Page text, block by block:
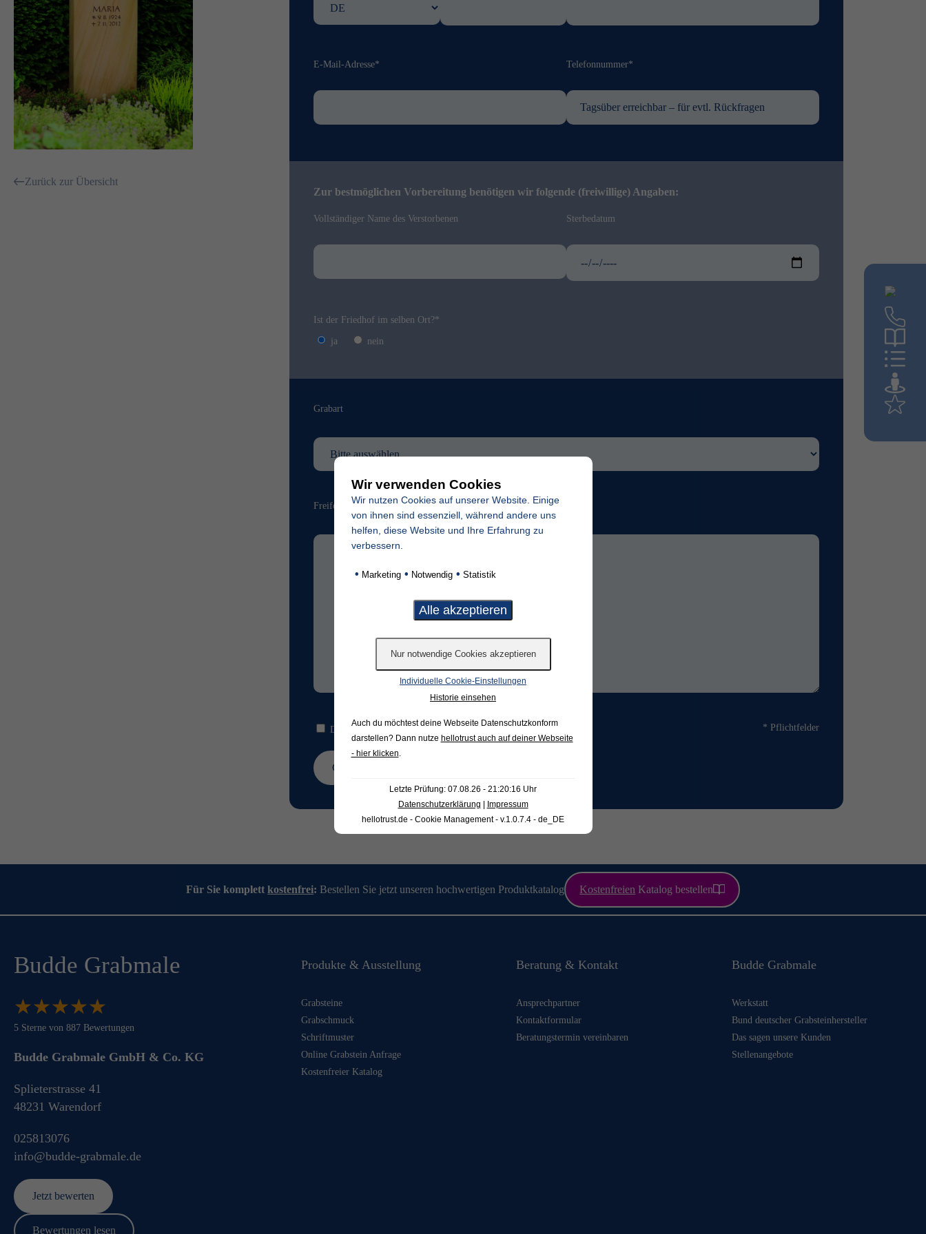
Zurück zur Übersicht
E-Mail-Adresse* Telefonnummer*
Zur bestmöglichen Vorbereitung benötigen wir folgende (freiwillige) Angaben:
Vollständiger Name des Verstorbenen Sterbedatum
Ist der Friedhof im selben Ort?*
ja nein
Grabart
Freifeld für evtl. Anmerkungen
Die Hinweise zum * Pflichtfelder
Für Sie komplettkostenfrei: Bestellen Sie jetzt unseren hochwertigen Produktkatalog Kostenfreien Katalog bestellen
Budde Grabmale
★★★★★
★★★★★
5 Sterne von 887 Bewertungen
Budde Grabmale GmbH & Co. KG
info@budde-grabmale.de
025813076
Splieterstrasse 41
48231 Warendorf
Jetzt bewerten
Bewertungen lesen
Produkte & Ausstellung
Grabsteine
Grabschmuck
Schriftmuster
Online Grabstein Anfrage
Kostenfreier Katalog
Beratung & Kontakt
Ansprechpartner
Kontaktformular
Beratungstermin vereinbaren
Budde Grabmale
Werkstatt
Bund deutscher Grabsteinhersteller
Das sagen unsere Kunden
Stellenangebote
Wir verwenden Cookies
Wir nutzen Cookies auf unserer Website. Einige
von ihnen sind essenziell, während andere uns
helfen, diese Website und Ihre Erfahrung zu
verbessern.
• Marketing • Notwendig • Statistik
Individuelle Cookie-Einstellungen
Historie einsehen
Auch du möchtest deine Webseite Datenschutzkonform
darstellen? Dann nutze hellotrust auch auf deiner Webseite
- hier klicken
Letzte Prüfung: 07.08.26 - 21:20:16 Uhr
Datenschutzerklärung | Impressum
hellotrust.de - Cookie Management - v.1.0.7.4 - de_DE